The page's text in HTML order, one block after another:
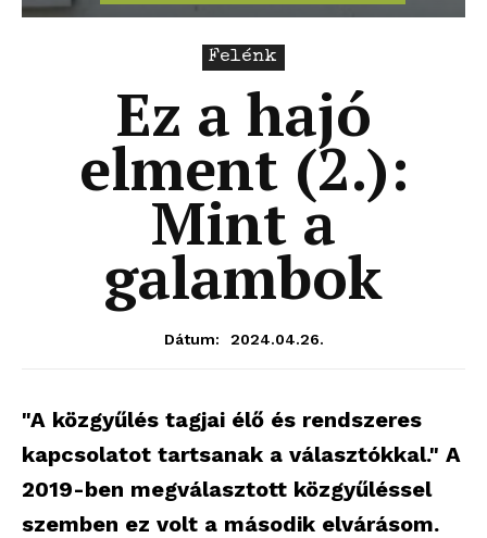
Felénk
Ez a hajó
elment (2.):
Mint a
galambok
Dátum: 2024.04.26.
"A közgyűlés tagjai élő és rendszeres
kapcsolatot tartsanak a választókkal." A
2019-ben megválasztott közgyűléssel
szemben ez volt a második elvárásom.